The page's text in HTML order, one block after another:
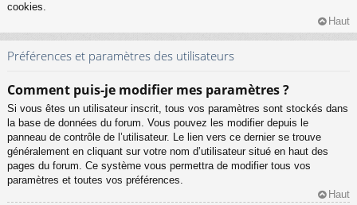
cookies.
Haut
Préférences et paramètres des utilisateurs
Comment puis-je modifier mes paramètres ?
Si vous êtes un utilisateur inscrit, tous vos paramètres sont stockés dans
la base de données du forum. Vous pouvez les modifier depuis le
panneau de contrôle de l’utilisateur. Le lien vers ce dernier se trouve
généralement en cliquant sur votre nom d’utilisateur situé en haut des
pages du forum. Ce système vous permettra de modifier tous vos
paramètres et toutes vos préférences.
Haut